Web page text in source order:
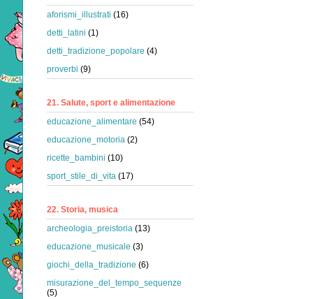
aforismi_illustrati (16)
detti_latini (1)
detti_tradizione_popolare (4)
proverbi (9)
21. Salute, sport e alimentazione
educazione_alimentare (54)
educazione_motoria (2)
ricette_bambini (10)
sport_stile_di_vita (17)
22. Storia, musica
archeologia_preistoria (13)
educazione_musicale (3)
giochi_della_tradizione (6)
misurazione_del_tempo_sequenze
(5)